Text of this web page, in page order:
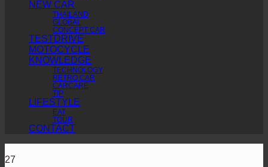
NEW CAR
THAILAND
GLOBAL
CONCEPT CAR
TESTDRIVE
MOTOCYCLE
KNOWLEDGE
TECHNOLOGY
RETRO CAR
CARCARE
TIP
LIFESTYLE
EAT
TOUR
CONTACT
27